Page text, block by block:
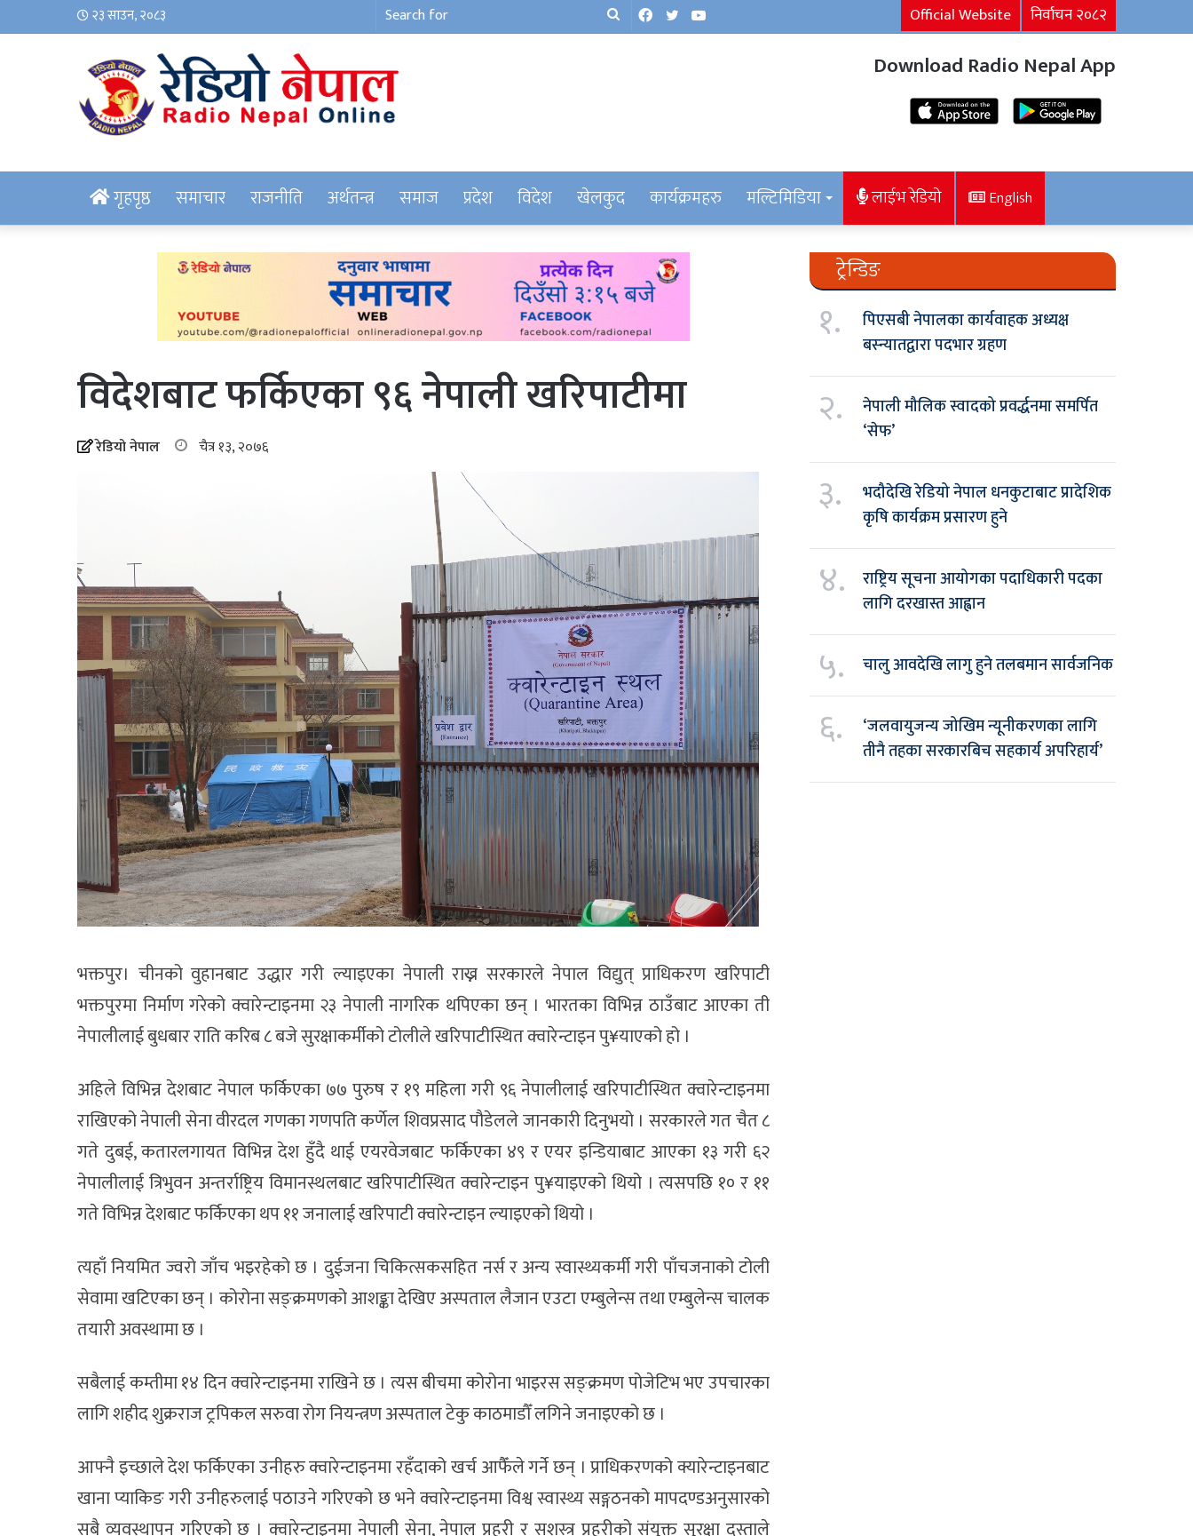
२३ साउन, २०८३
SearchFacebook
TwitterYouTube Official Website निर्वाचन २०८२
Download Radio Nepal App
गृहपृष्ठ समाचार राजनीति अर्थतन्त्र समाज प्रदेश विदेश खेलकुद कार्यक्रमहरु मल्टिमिडिया लाईभ रेडियो English
विदेशबाट फर्किएका ९६ नेपाली खरिपाटीमा
रेडियो नेपाल चैत्र १३, २०७६
भक्तपुर। चीनको वुहानबाट उद्धार गरी ल्याइएका नेपाली राख्न सरकारले नेपाल विद्युत् प्राधिकरण खरिपाटी
भक्तपुरमा निर्माण गरेको क्वारेन्टाइनमा २३ नेपाली नागरिक थपिएका छन् । भारतका विभिन्न ठाउँबाट आएका ती
नेपालीलाई बुधबार राति करिब ८ बजे सुरक्षाकर्मीको टोलीले खरिपाटीस्थित क्वारेन्टाइन पु¥याएको हो ।
अहिले विभिन्न देशबाट नेपाल फर्किएका ७७ पुरुष र १९ महिला गरी ९६ नेपालीलाई खरिपाटीस्थित क्वारेन्टाइनमा
राखिएको नेपाली सेना वीरदल गणका गणपति कर्णेल शिवप्रसाद पौडेलले जानकारी दिनुभयो । सरकारले गत चैत ८
गते दुबई, कतारलगायत विभिन्न देश हुँदै थाई एयरवेजबाट फर्किएका ४९ र एयर इन्डियाबाट आएका १३ गरी ६२
नेपालीलाई त्रिभुवन अन्तर्राष्ट्रिय विमानस्थलबाट खरिपाटीस्थित क्वारेन्टाइन पु¥याइएको थियो । त्यसपछि १० र ११
गते विभिन्न देशबाट फर्किएका थप ११ जनालाई खरिपाटी क्वारेन्टाइन ल्याइएको थियो ।
त्यहाँ नियमित ज्वरो जाँच भइरहेको छ । दुईजना चिकित्सकसहित नर्स र अन्य स्वास्थ्यकर्मी गरी पाँचजनाको टोली
सेवामा खटिएका छन् । कोरोना सङ्क्रमणको आशङ्का देखिए अस्पताल लैजान एउटा एम्बुलेन्स तथा एम्बुलेन्स चालक
तयारी अवस्थामा छ ।
सबैलाई कम्तीमा १४ दिन क्वारेन्टाइनमा राखिने छ । त्यस बीचमा कोरोना भाइरस सङ्क्रमण पोजेटिभ भए उपचारका
लागि शहीद शुक्रराज ट्रपिकल सरुवा रोग नियन्त्रण अस्पताल टेकु काठमाडौँ लगिने जनाइएको छ ।
आफ्नै इच्छाले देश फर्किएका उनीहरु क्वारेन्टाइनमा रहँदाको खर्च आफैँले गर्ने छन् । प्राधिकरणको क्यारेन्टाइनबाट
खाना प्याकिङ गरी उनीहरुलाई पठाउने गरिएको छ भने क्वारेन्टाइनमा विश्व स्वास्थ्य सङ्गठनको मापदण्डअनुसारको
सबै व्यवस्थापन गरिएको छ । क्वारेन्टाइनमा नेपाली सेना, नेपाल प्रहरी र सशस्त्र प्रहरीको संयुक्त सुरक्षा दस्ताले
ट्रेन्डिङ
१.
पिएसबी नेपालका कार्यवाहक अध्यक्ष
बस्न्यातद्वारा पदभार ग्रहण
२.
नेपाली मौलिक स्वादको प्रवर्द्धनमा समर्पित
‘सेफ’
३.
भदौदेखि रेडियो नेपाल धनकुटाबाट प्रादेशिक
कृषि कार्यक्रम प्रसारण हुने
४.
राष्ट्रिय सूचना आयोगका पदाधिकारी पदका
लागि दरखास्त आह्वान
५. चालु आवदेखि लागु हुने तलबमान सार्वजनिक
६.
‘जलवायुजन्य जोखिम न्यूनीकरणका लागि
तीनै तहका सरकारबिच सहकार्य अपरिहार्य’